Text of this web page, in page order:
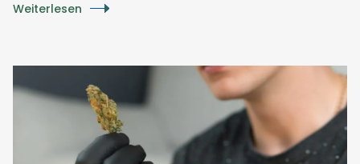
Weiterlesen